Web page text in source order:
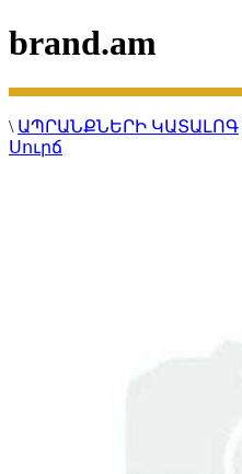
brand.am
\ ԱՊՐԱՆՔՆԵՐԻ ԿԱՏԱԼՈԳ
Սուրճ